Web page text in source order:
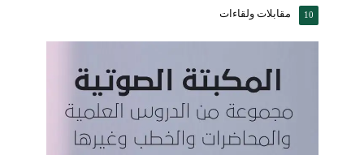
مقابلات ولقاءات 10